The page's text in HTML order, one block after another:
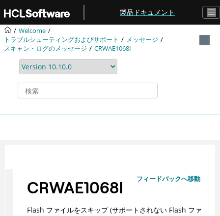
メインコンテンツにジャンプ
製品ドキュメント
Welcome
トラブルシューティングおよびサポート
メッセージ
スキャン・ログのメッセージ
CRWAE1068I
フィードバックへ移動
CRWAE1068I
Flash ファイルをスキップ (サポートされない Flash ファ